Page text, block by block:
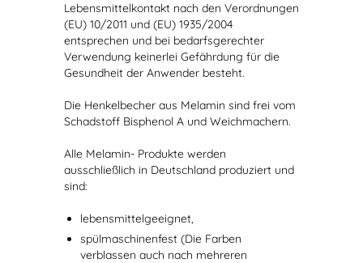
Lebensmittelkontakt nach den Verordnungen
(EU) 10/2011 und (EU) 1935/2004
entsprechen und bei bedarfsgerechter
Verwendung keinerlei Gefährdung für die
Gesundheit der Anwender besteht.
Die Henkelbecher aus Melamin sind frei vom
Schadstoff Bisphenol A und Weichmachern.
Alle Melamin- Produkte werden
ausschließlich in Deutschland produziert und
sind:
lebensmittelgeeignet,
spülmaschinenfest (Die Farben
verblassen auch nach mehreren